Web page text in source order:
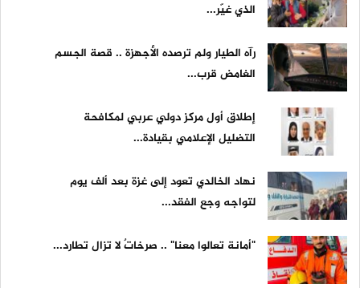
الذي غيّر...
رآه الطيار ولم ترصده الأجهزة .. قصة الجسم
الغامض قرب...
إطلاق أول مركز دولي عربي لمكافحة
التضليل الإعلامي بقيادة...
نهاد الخالدي تعود إلى غزة بعد ألف يوم
لتواجه وجع الفقد...
"أمانة تعالوا معنا" .. صرخاتٌ لا تزال تطارد...